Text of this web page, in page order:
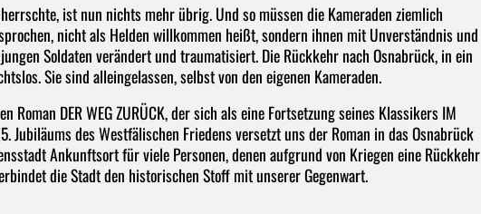
ist nun nichts mehr übrig. Und so müssen die Kameraden ziemlich
nicht als Helden willkommen heißt, sondern ihnen mit Unverständnis und
Soldaten verändert und traumatisiert. Die Rückkehr nach Osnabrück, in ein
Sie sind alleingelassen, selbst von den eigenen Kameraden.
DER WEG ZURÜCK, der sich als eine Fortsetzung seines Klassikers IM
Jubiläums des Westfälischen Friedens versetzt uns der Roman in das Osnabrück
Ankunftsort für viele Personen, denen aufgrund von Kriegen eine Rückkehr
die Stadt den historischen Stoff mit unserer Gegenwart.